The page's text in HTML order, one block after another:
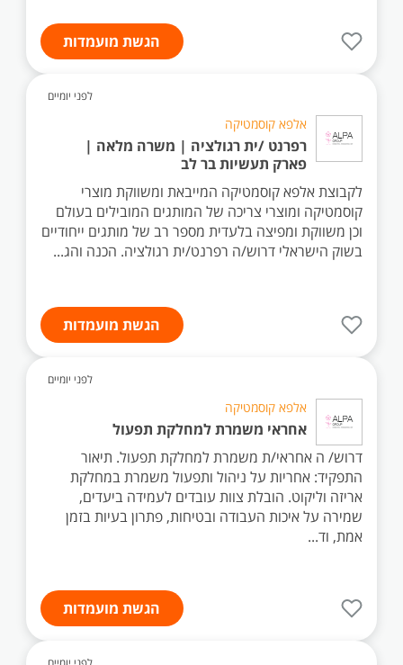
הגשת מועמדות
לפני יומיים
אלפא קוסמטיקה
רפרנט /ית רגולציה | משרה מלאה |
פארק תעשיות בר לב
לקבוצת אלפא קוסמטיקה המייבאת ומשווקת מוצרי
קוסמטיקה ומוצרי צריכה של המותגים המובילים בעולם
וכן משווקת ומפיצה בלעדית מספר רב של מותגים ייחודיים
בשוק הישראלי דרוש/ה רפרנט/ית רגולציה. הכנה והג...
הגשת מועמדות
לפני יומיים
אלפא קוסמטיקה
אחראי משמרת למחלקת תפעול
דרוש/ ה אחראי/ת משמרת למחלקת תפעול. תיאור
התפקיד: אחריות על ניהול ותפעול משמרת במחלקת
אריזה וליקוט. הובלת צוות עובדים לעמידה ביעדים,
שמירה על איכות העבודה ובטיחות, פתרון בעיות בזמן
אמת, וד...
הגשת מועמדות